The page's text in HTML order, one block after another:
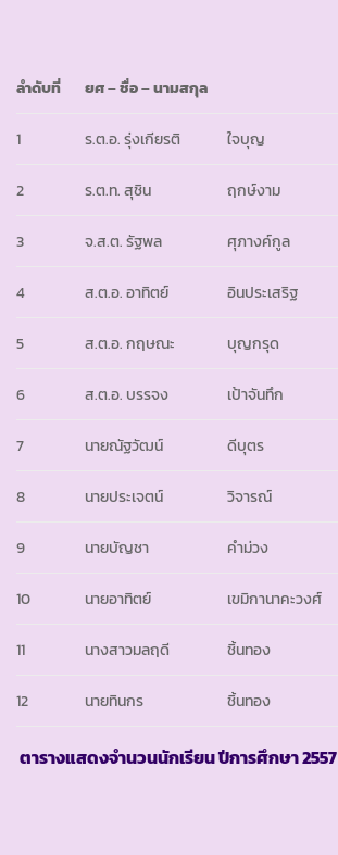
ลำดับที่ ยศ– ชื่อ – นามสกุล
1 ร.ต.อ. รุ่งเกียรติ ใจบุญ
2 ร.ต.ท. สุชิน ฤกษ์งาม
3 จ.ส.ต. รัฐพล ศุภางค์กูล
4 ส.ต.อ. อาทิตย์ อินประเสริฐ
5 ส.ต.อ. กฤษณะ บุญกรุด
6 ส.ต.อ. บรรจง เป้าจันทึก
7 นายณัฐวัฒน์ ดีบุตร
8 นายประเจตน์ วิจารณ์
9 นายบัญชา คำม่วง
10 นายอาทิตย์ เขมิกานาคะวงศ์
11 นางสาวมลฤดี ชิ้นทอง
12 นายทินกร ชิ้นทอง
ตารางแสดงจำนวนนักเรียน ปีการศึกษา2557